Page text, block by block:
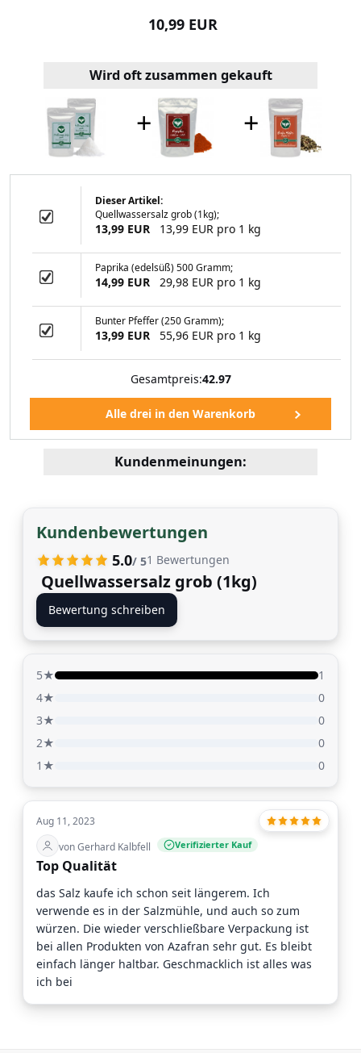
10,99 EUR
(250g)
EUR
Wird oft zusammen gekauft
+ +
Dieser Artikel:
Quellwassersalz grob (1kg);
13,99 EUR 13,99 EUR pro 1 kg
Paprika (edelsüß) 500 Gramm;
14,99 EUR 29,98 EUR pro 1 kg
Bunter Pfeffer (250 Gramm);
13,99 EUR 55,96 EUR pro 1 kg
Gesamtpreis:42.97
Kundenmeinungen:
Kundenbewertungen
5.0/ 51 Bewertungen
Quellwassersalz grob (1kg)
Bewertung schreiben
5★
1
4★
0
3★
0
2★
0
1★
0
Aug 11, 2023
von Gerhard Kalbfell
Verifizierter Kauf
Top Qualität
das Salz kaufe ich schon seit längerem. Ich
verwende es in der Salzmühle, und auch so zum
würzen. Die wieder verschließbare Verpackung ist
bei allen Produkten von Azafran sehr gut. Es bleibt
einfach länger haltbar. Geschmacklich ist alles was
ich bei